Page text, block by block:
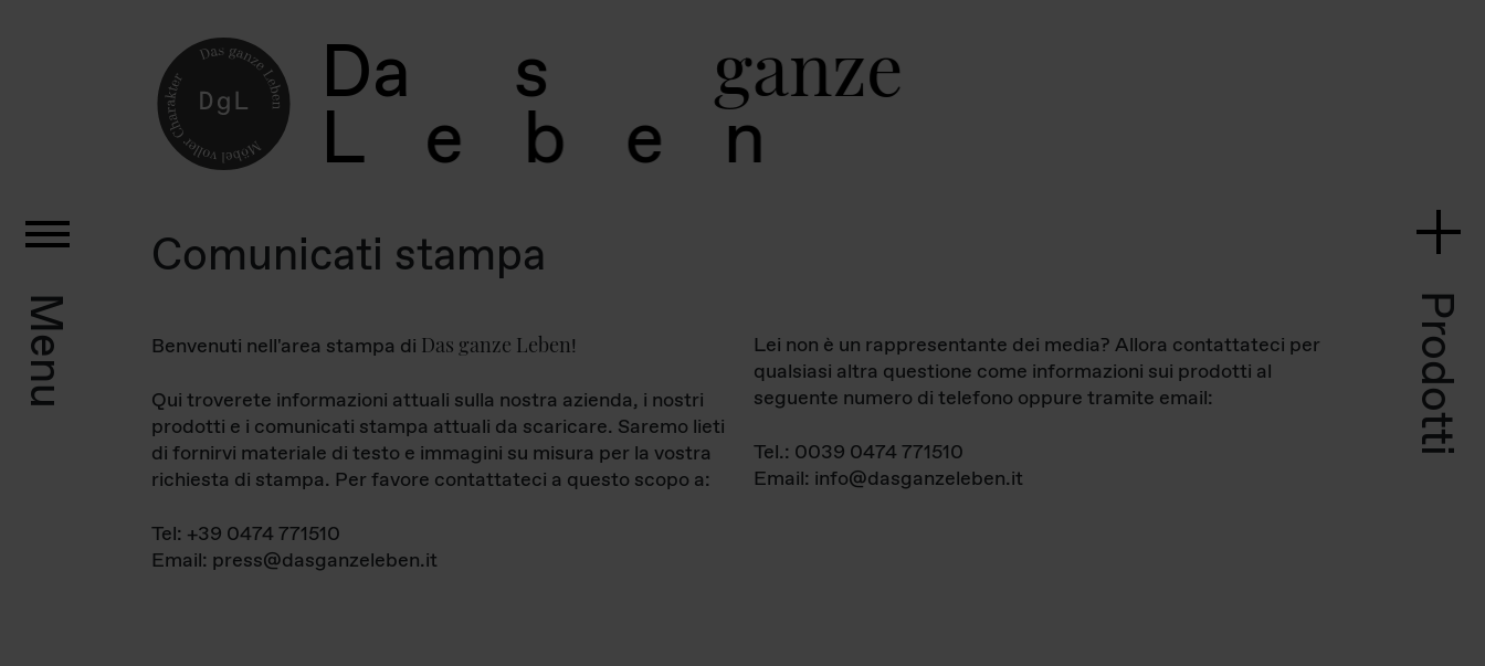
Da s ganz
L e b e
Menu Prodotti
Comunicati stampa
Benvenuti nell'area stampa di Das ganze Leben!
Qui troverete informazioni attuali sulla nostra azienda, i nostri
prodotti e i comunicati stampa attuali da scaricare. Saremo lieti
di fornirvi materiale di testo e immagini su misura per la vostra
richiesta di stampa. Per favore contattateci a questo scopo a:
Tel: +39 0474 771510
Email: press@dasganzeleben.it
Lei non è un rappresentante dei media? Allora contattateci per
qualsiasi altra questione come informazioni sui prodotti al
seguente numero di telefono oppure tramite email:
Tel.: 0039 0474 771510
Email: info@dasganzeleben.it